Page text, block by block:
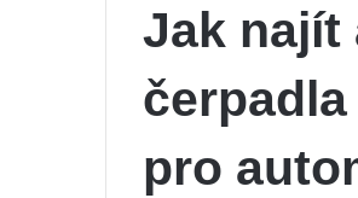
Jak najít
pro